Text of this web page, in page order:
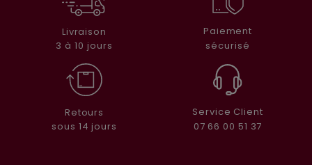
Livraison
3 à 10 jours
Paiement
sécurisé
Retours
sous 14 jours
Service Client
07 66 00 51 37